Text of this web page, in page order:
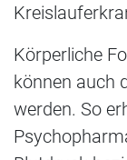
Körperliche
können auch
werden. So